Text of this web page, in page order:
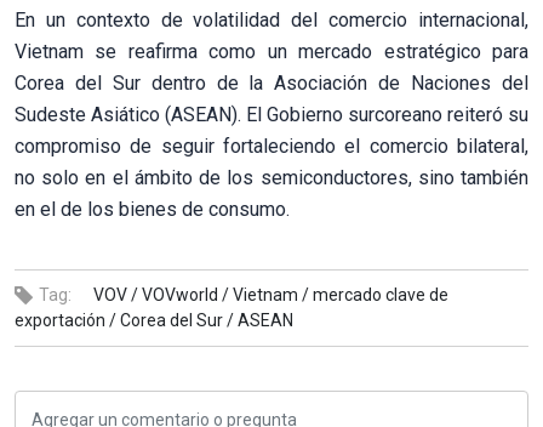
En un contexto de volatilidad del comercio internacional,
Vietnam se reafirma como un mercado estratégico para
Corea del Sur dentro de la Asociación de Naciones del
Sudeste Asiático (ASEAN). El Gobierno surcoreano reiteró su
compromiso de seguir fortaleciendo el comercio bilateral,
no solo en el ámbito de los semiconductores, sino también
en el de los bienes de consumo.
Tag: VOV /VOVworld /Vietnam /mercado clave de
exportación /Corea del Sur /ASEAN